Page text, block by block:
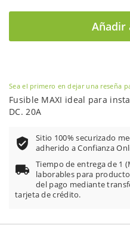
Añadir
Sea el primero en dejar una reseña
Fusible MAXI ideal para
DC. 20A
Sitio 100% securizado
adherido a Confianza
Tiempo de entrega de 1
laborables para
del pago mediante
tarjeta de crédito.